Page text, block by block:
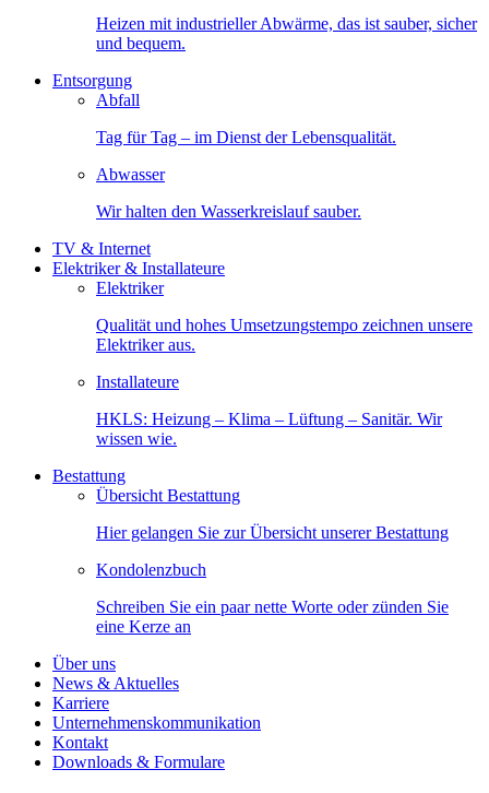
Heizen mit industrieller Abwärme, das ist sauber, sicher
und bequem.
Entsorgung
Abfall
Tag für Tag – im Dienst der Lebensqualität.
Abwasser
Wir halten den Wasserkreislauf sauber.
TV & Internet
Elektriker & Installateure
Elektriker
Qualität und hohes Umsetzungstempo zeichnen unsere
Elektriker aus.
Installateure
HKLS: Heizung – Klima – Lüftung – Sanitär. Wir
wissen wie.
Bestattung
Übersicht Bestattung
Hier gelangen Sie zur Übersicht unserer Bestattung
Kondolenzbuch
Schreiben Sie ein paar nette Worte oder zünden Sie
eine Kerze an
Über uns
News & Aktuelles
Karriere
Unternehmenskommunikation
Kontakt
Downloads & Formulare